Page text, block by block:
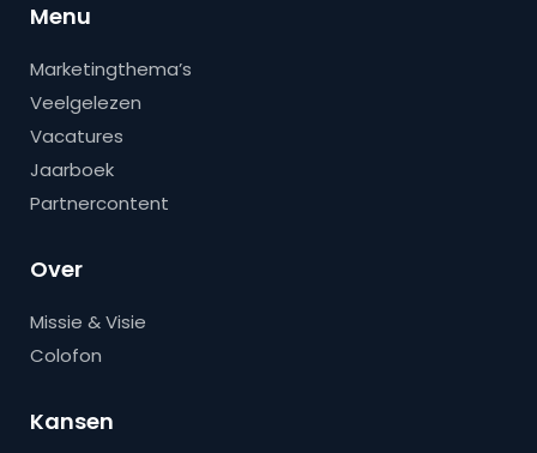
Menu
Marketingthema’s
Veelgelezen
Vacatures
Jaarboek
Partnercontent
Over
Missie & Visie
Colofon
Kansen